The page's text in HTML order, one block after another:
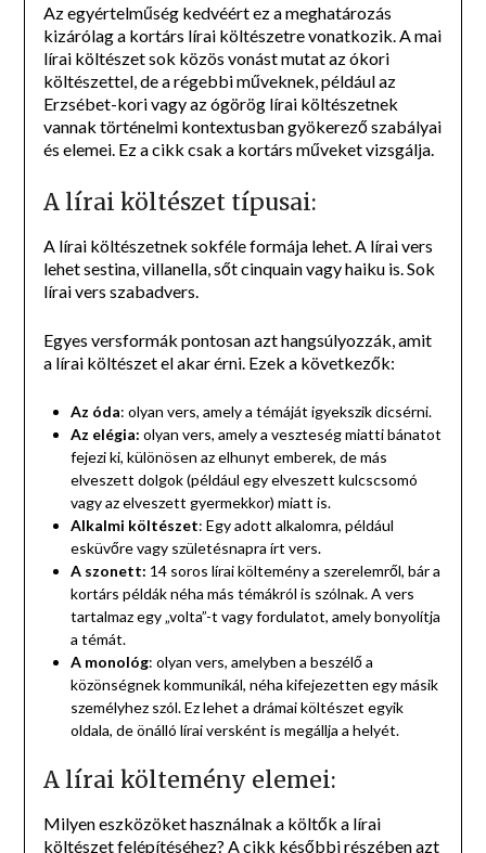
Az egyértelműség kedvéért ez a meghatározás
kizárólag a kortárs lírai költészetre vonatkozik. A mai
lírai költészet sok közös vonást mutat az ókori
költészettel, de a régebbi műveknek, például az
Erzsébet-kori vagy az ógörög lírai költészetnek
vannak történelmi kontextusban gyökerező szabályai
és elemei. Ez a cikk csak a kortárs műveket vizsgálja.
A lírai költészet típusai:
A lírai költészetnek sokféle formája lehet. A lírai vers
lehet sestina, villanella, sőt cinquain vagy haiku is. Sok
lírai vers szabadvers.
Egyes versformák pontosan azt hangsúlyozzák, amit
a lírai költészet el akar érni. Ezek a következők:
Az óda: olyan vers, amely a témáját igyekszik dicsérni.
Az elégia: olyan vers, amely a veszteség miatti bánatot
fejezi ki, különösen az elhunyt emberek, de más
elveszett dolgok (például egy elveszett kulcscsomó
vagy az elveszett gyermekkor) miatt is.
Alkalmi költészet: Egy adott alkalomra, például
esküvőre vagy születésnapra írt vers.
A szonett: 14 soros lírai költemény a szerelemről, bár a
kortárs példák néha más témákról is szólnak. A vers
tartalmaz egy „volta”-t vagy fordulatot, amely bonyolítja
a témát.
A monológ: olyan vers, amelyben a beszélő a
közönségnek kommunikál, néha kifejezetten egy másik
személyhez szól. Ez lehet a drámai költészet egyik
oldala, de önálló lírai versként is megállja a helyét.
A lírai költemény elemei:
Milyen eszközöket használnak a költők a lírai
költészet felépítéséhez? A cikk későbbi részében azt